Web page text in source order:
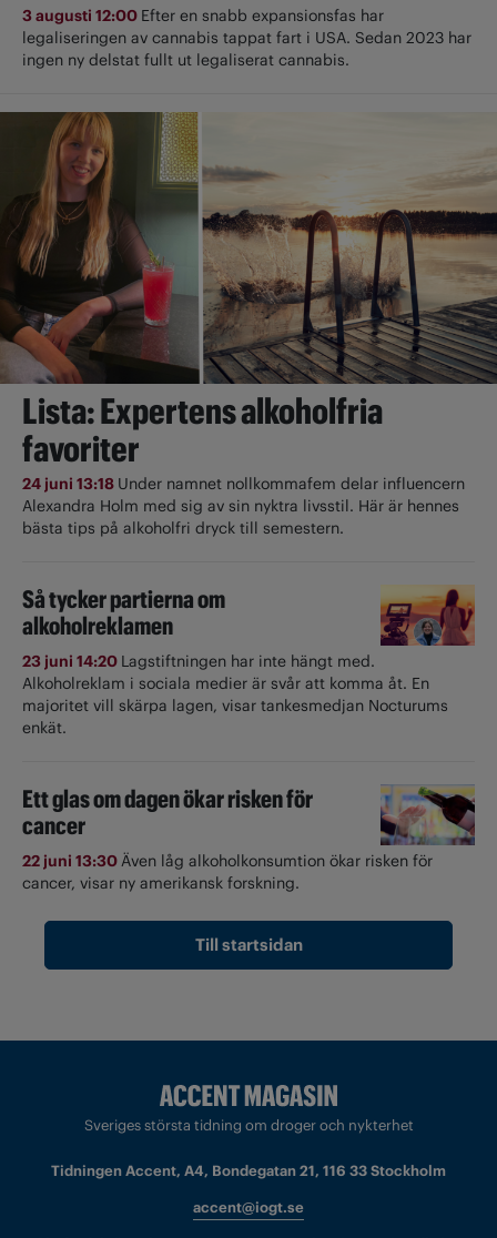
3 augusti 12:00 Efter en snabb expansionsfas har
legaliseringen av cannabis tappat fart i USA. Sedan 2023 har
ingen ny delstat fullt ut ­legaliserat cannabis.
Lista: Expertens alkoholfria
favoriter
24 juni 13:18 Under namnet nollkommafem delar influencern
Alexandra Holm med sig av sin nyktra livsstil. Här är hennes
bästa tips på alkoholfri dryck till semestern.
Så tycker partierna om
alkoholreklamen
23 juni 14:20 Lagstiftningen har inte hängt med.
Alkoholreklam i sociala medier är svår att komma åt. En
majoritet vill skärpa lagen, visar tankesmedjan Nocturums
enkät.
Ett glas om dagen ökar risken för
cancer
22 juni 13:30Även låg alkoholkonsumtion ökar risken för
cancer, visar ny amerikansk forskning.
Till startsidan
Sveriges största tidning om droger och nykterhet
Tidningen Accent, A4, Bondegatan 21, 116 33 Stockholm
accent@iogt.se